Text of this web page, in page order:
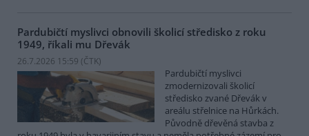
Pardubičtí myslivci obnovili školicí středisko z roku
1949, říkali mu Dřevák
26.7.2026 15:59 (ČTK)
Pardubičtí myslivci
zmodernizovali školicí
středisko zvané Dřevák v
areálu střelnice na Hůrkách.
Původně dřevěná stavba z